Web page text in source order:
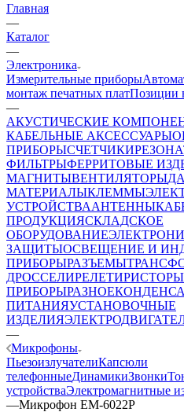
Главная
—
Каталог
—
Электроника
Измерительные приборы
монтаж печатных платПозиции
—
АКУСТИЧЕСКИЕ
КАБЕЛЬНЫЕ АКСЕССУАРЫ
ПРИБОРЫСЧЕТЧИКИ
ФИЛЬТРЫФЕРРИТОВЫЕ
МАГНИТЫВЕНТИЛЯТОРЫ
МАТЕРИАЛЫКЛЕММЫ
УСТРОЙСТВААНТЕННЫ
ПРОДУКЦИЯСКЛАДСКОЕ
ОБОРУДОВАНИЕ
ЗАЩИТЫОСВЕЩЕНИЕ И
ПРИБОРЫРАЗЪЕМЫ
ДРОССЕЛИРЕЛЕТИРИСТОРЫ
ПРИБОРЫРАЗНОЕ
ПИТАНИЯУСТАНОВОЧНЫЕ
ИЗДЕЛИЯ
—
Микрофоны
ПьезоизлучателиКапсюли
телефонныеДинамикиЗвонки
устройстваЭлектромагнитные
—Микрофон EM-6022P